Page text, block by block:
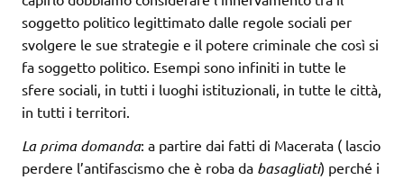
soggetto politico legittimato dalle regole sociali per
svolgere le sue strategie e il potere criminale che così si
fa soggetto politico. Esempi sono infiniti in tutte le
sfere sociali, in tutti i luoghi istituzionali, in tutte le città,
in tutti i territori.
La prima domanda: a partire dai fatti di Macerata ( lascio
perdere l’antifascismo che è roba da basagliati) perché i